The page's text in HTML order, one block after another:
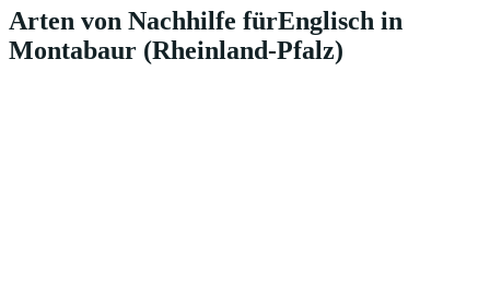
Arten von Nachhilfe fürEnglisch in
Montabaur (Rheinland-Pfalz)